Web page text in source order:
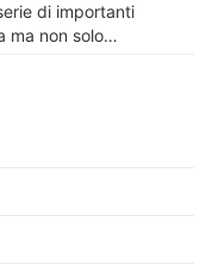
di importanti
ma non solo…